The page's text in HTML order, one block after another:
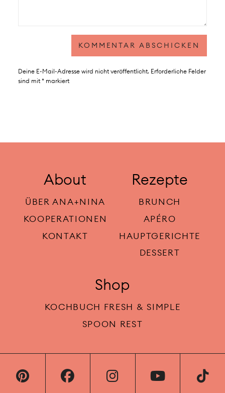
Deine E-Mail-Adresse wird nicht veröffentlicht. Erforderliche Felder
sind mit *markiert
About
ÜBER ANA+NINA
KOOPERATIONEN
KONTAKT
Rezepte
BRUNCH
APÉRO
HAUPTGERICHTE
DESSERT
Shop
KOCHBUCH FRESH & SIMPLE
SPOON REST